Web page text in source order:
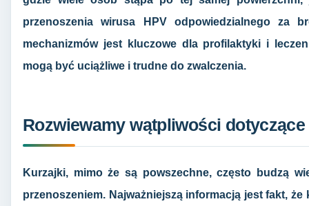
przenoszenia wirusa HPV odpowiedzialnego za
mechanizmów jest kluczowe dla profilaktyki i
mogą być uciążliwe i trudne do zwalczenia.
Rozwiewamy wątpliwości
Kurzajki, mimo że są powszechne, często budzą
przenoszeniem. Najważniejszą informacją jest fakt,